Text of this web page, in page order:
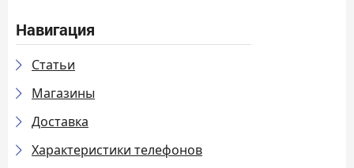
Навигация
Статьи
Магазины
Доставка
Характеристики телефонов